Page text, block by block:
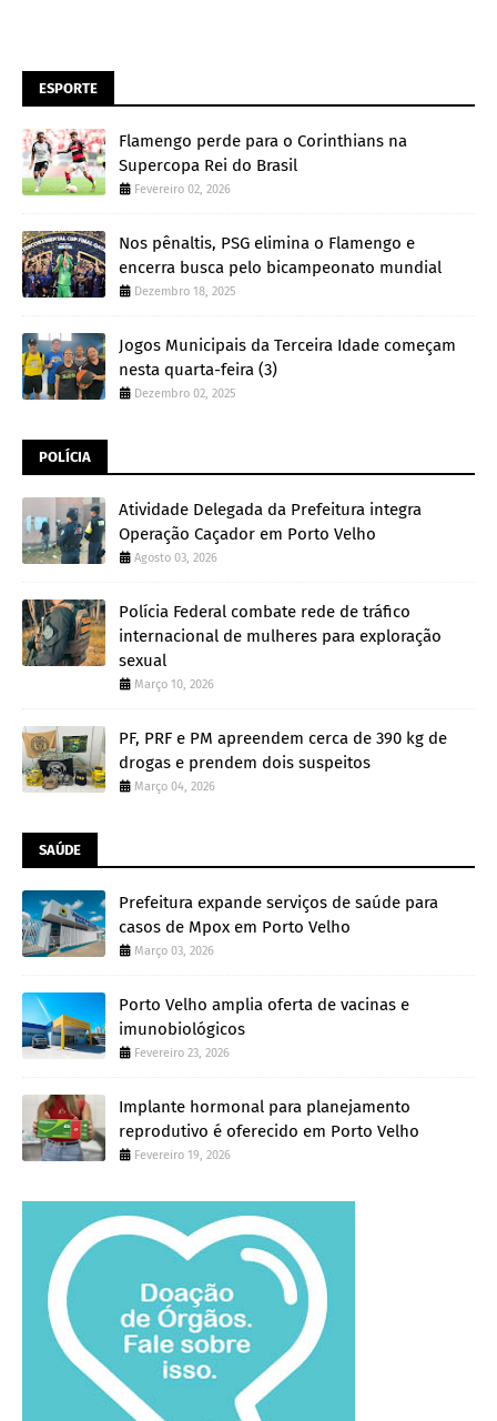
ESPORTE
Flamengo perde para o Corinthians na
Supercopa Rei do Brasil
Fevereiro 02, 2026
Nos pênaltis, PSG elimina o Flamengo e
encerra busca pelo bicampeonato mundial
Dezembro 18, 2025
Jogos Municipais da Terceira Idade começam
nesta quarta-feira (3)
Dezembro 02, 2025
POLÍCIA
Atividade Delegada da Prefeitura integra
Operação Caçador em Porto Velho
Agosto 03, 2026
Polícia Federal combate rede de tráfico
internacional de mulheres para exploração
sexual
Março 10, 2026
PF, PRF e PM apreendem cerca de 390 kg de
drogas e prendem dois suspeitos
Março 04, 2026
SAÚDE
Prefeitura expande serviços de saúde para
casos de Mpox em Porto Velho
Março 03, 2026
Porto Velho amplia oferta de vacinas e
imunobiológicos
Fevereiro 23, 2026
Implante hormonal para planejamento
reprodutivo é oferecido em Porto Velho
Fevereiro 19, 2026